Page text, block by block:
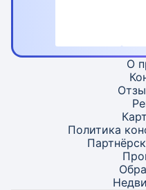
О
Политика